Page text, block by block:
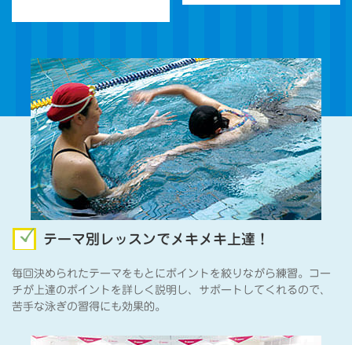
テーマ別レッスンでメキメキ上達！
毎回決められたテーマをもとにポイントを絞りながら練習。コー
チが上達のポイントを詳しく説明し、サポートしてくれるので、
苦手な泳ぎの習得にも効果的。